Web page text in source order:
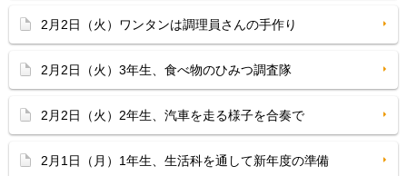
2月2日（火）ワンタンは調理員さんの手作り
2月2日（火）3年生、食べ物のひみつ調査隊
2月2日（火）2年生、汽車を走る様子を合奏で
2月1日（月）1年生、生活科を通して新年度の準備